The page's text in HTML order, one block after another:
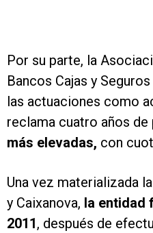
Por su parte, la
Bancos Cajas y
las actuaciones como
reclama cuatro años
más elevadas, con
Una vez materializada
y Caixanova, la entidad
2011, después de